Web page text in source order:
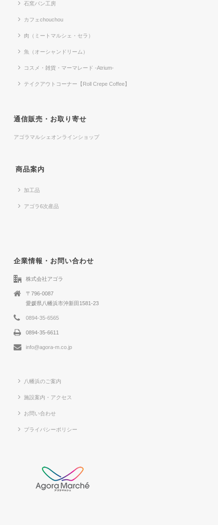
石窯パン工房
カフェchouchou
肉（ミートマルシェ・セラ）
魚（オーシャンドリーム）
コスメ・雑貨・マーマレード -Atrium-
テイクアウトコーナー【Roll Crepe Coffee】
通信販売・お取り寄せ
アゴラマルシェオンラインショップ
商品案内
加工品
アゴラ6次産品
企業情報・お問い合わせ
株式会社アゴラ
〒796-0087
愛媛県八幡浜市沖新田1581-23
0894-35-6565
0894-35-6611
info@agora-m.co.jp
八幡浜のご案内
施設案内・アクセス
お問い合わせ
プライバシーポリシー